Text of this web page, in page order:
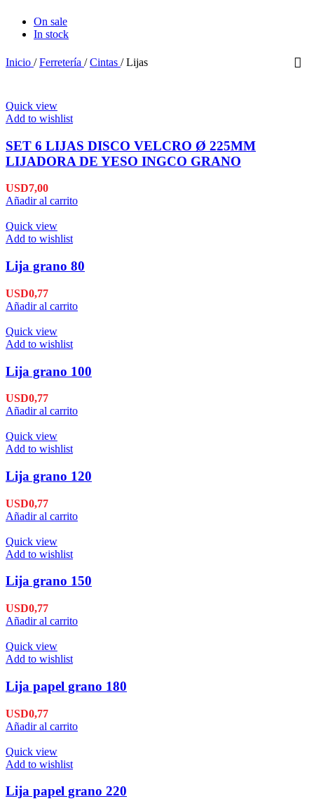
On sale
In stock
Inicio / Ferretería / Cintas / Lijas
Quick view
Add to wishlist
SET 6 LIJAS DISCO VELCRO Ø 225MM
LIJADORA DE YESO INGCO GRANO
USD7,00
Añadir al carrito
Quick view
Add to wishlist
Lija grano 80
USD0,77
Añadir al carrito
Quick view
Add to wishlist
Lija grano 100
USD0,77
Añadir al carrito
Quick view
Add to wishlist
Lija grano 120
USD0,77
Añadir al carrito
Quick view
Add to wishlist
Lija grano 150
USD0,77
Añadir al carrito
Quick view
Add to wishlist
Lija papel grano 180
USD0,77
Añadir al carrito
Quick view
Add to wishlist
Lija papel grano 220